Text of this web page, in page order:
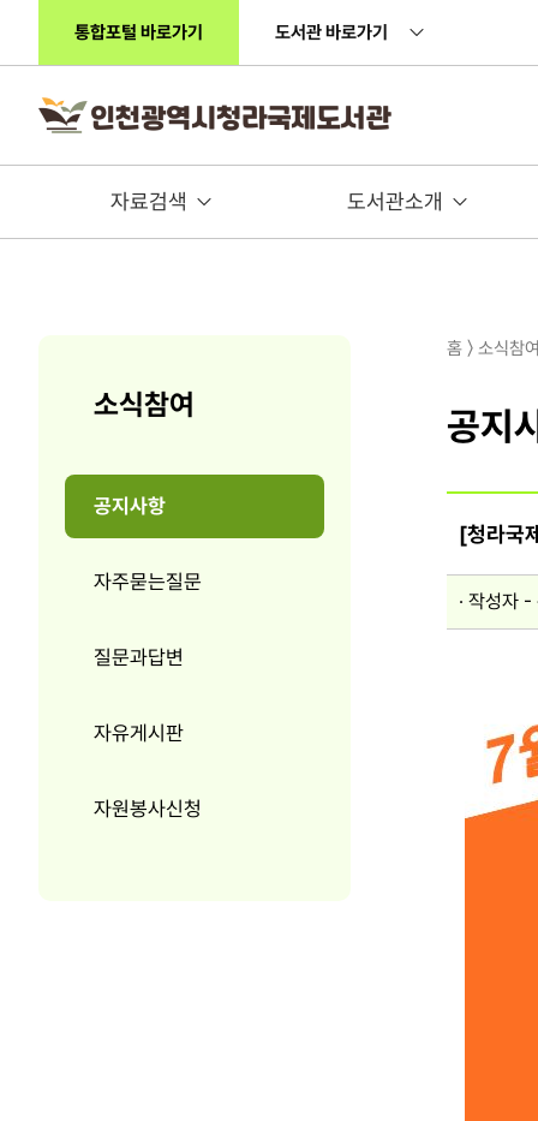
통합포털 바로가기 도서관 바로가기
자료검색 도서관소개
소식참여
공지사항
자주묻는질문
질문과답변
자유게시판
자원봉사신청
홈 〉 소식참
공지
[청라국
작성자 -